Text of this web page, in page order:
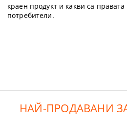
краен продукт и какви са
потребители.
НАЙ-ПРОДАВАНИ